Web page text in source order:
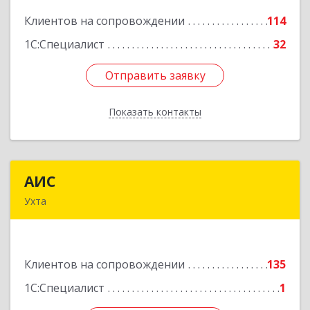
Клиентов на сопровождении
114
1С:Специалист
32
Отправить заявку
Показать контакты
Подробнее
Отправить заявку
Назад
АИС
Ухта
Клиентов на сопровождении
135
1С:Специалист
1
Подробнее